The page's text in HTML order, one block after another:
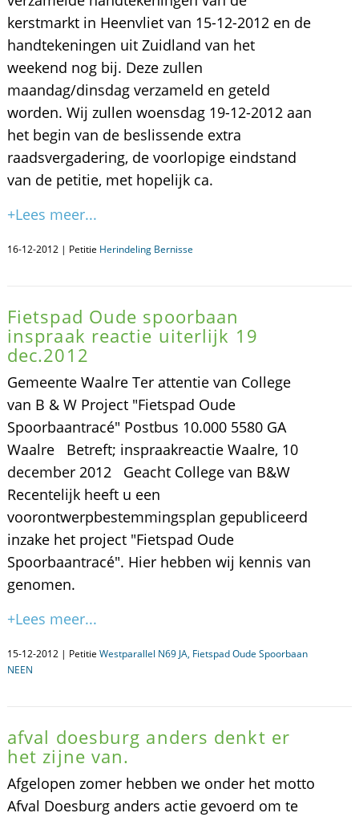
kerstmarkt in Heenvliet van 15-12-2012 en de
handtekeningen uit Zuidland van het
weekend nog bij. Deze zullen
maandag/dinsdag verzameld en geteld
worden. Wij zullen woensdag 19-12-2012 aan
het begin van de beslissende extra
raadsvergadering, de voorlopige eindstand
van de petitie, met hopelijk ca.
+Lees meer...
16-12-2012 | Petitie Herindeling Bernisse
Fietspad Oude spoorbaan
inspraak reactie uiterlijk 19
dec.2012
Gemeente Waalre Ter attentie van College
van B & W Project "Fietspad Oude
Spoorbaantracé" Postbus 10.000 5580 GA
Waalre Betreft; inspraakreactie Waalre, 10
december 2012 Geacht College van B&W
Recentelijk heeft u een
voorontwerpbestemmingsplan gepubliceerd
inzake het project "Fietspad Oude
Spoorbaantracé". Hier hebben wij kennis van
genomen.
+Lees meer...
15-12-2012 | Petitie Westparallel N69 JA, Fietspad Oude Spoorbaan
NEEN
afval doesburg anders denkt er
het zijne van.
Afgelopen zomer hebben we onder het motto
Afval Doesburg anders actie gevoerd om te